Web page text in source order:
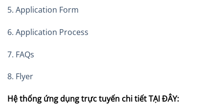
5. Application Form
6. Application Process
7. FAQs
8. Flyer
Hệ thống ứng dụng trực tuyến chi tiết TẠI ĐÂY: